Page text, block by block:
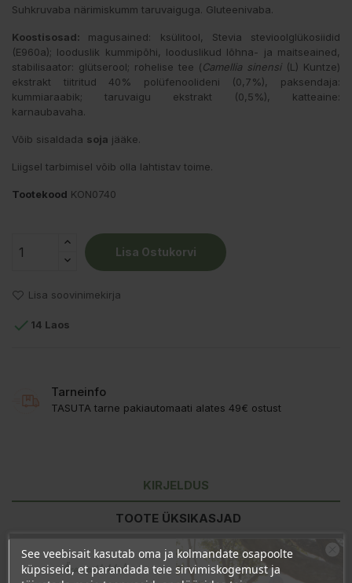
Suhkruvaba närimiskumm taruvaiguga. Gluteenivaba.
Koostisosad: magusained: ksülitool, Stevia stevioolglükosiidid
(E960a); looduslik kummipõhi, looduslikud lõhna- ja maitseained,
stabilisaator: glütserool; rohelise tee (Camellia sinensi(L) Kuntze)
ekstrakt tiitritud 40% polüfenoolideni (0,7%), paksendaja:
kummiaraabik; taruvaigu ekstrakt (0,5%), katteaine:
karnaubavaha.
Võib sisaldada soja jääke.
Liigsel tarbimisel võib olla lahtistav toime.
Tootekood KON0740
Lisa Ostukorvi
Lisa soovinimekirja
 14 Laos
Tarneinfo
TASUTA tarne pakiautomaati alates 49€ ostust
KIRJELDUS
TOOTE ÜKSIKASJAD
KLIENDI KOMMENTAARID
See veebisait kasutab oma ja kolmandate osapoolte
küpsiseid, et parandada teie sirvimiskogemust ja
Ära veel lahku!